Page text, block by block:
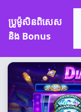
ប្រូម៉ូសិនពិសេស
និង Bonus